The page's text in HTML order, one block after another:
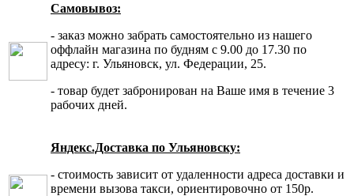
Самовывоз:
- заказ можно забрать самостоятельно из нашего
оффлайн магазина по будням с 9.00 до 17.30 по
адресу: г. Ульяновск, ул. Федерации, 25.
- товар будет забронирован на Ваше имя в течение 3
рабочих дней.
Яндекс.Доставка по Ульяновску:
- стоимость зависит от удаленности адреса доставки и
времени вызова такси, ориентировочно от 150р.